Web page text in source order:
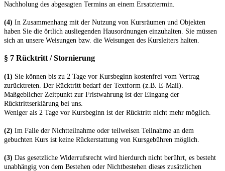
Nachholung des abgesagten Termins an einem Ersatztermin.
(4) In Zusammenhang mit der Nutzung von Kursräumen und Objekten
haben Sie die örtlich ausliegenden Hausordnungen einzuhalten. Sie müssen
sich an unsere Weisungen bzw. die Weisungen des Kursleiters halten.
§ 7 Rücktritt / Stornierung
(1) Sie können bis zu 2 Tage vor Kursbeginn kostenfrei vom Vertrag
zurücktreten. Der Rücktritt bedarf der Textform (z.B. E-Mail).
Maßgeblicher Zeitpunkt zur Fristwahrung ist der Eingang der
Rücktrittserklärung bei uns.
Weniger als 2 Tage vor Kursbeginn ist der Rücktritt nicht mehr möglich.
(2) Im Falle der Nichtteilnahme oder teilweisen Teilnahme an dem
gebuchten Kurs ist keine Rückerstattung von Kursgebühren möglich.
(3) Das gesetzliche Widerrufsrecht wird hierdurch nicht berührt, es besteht
unabhängig von dem Bestehen oder Nichtbestehen dieses zusätzlichen